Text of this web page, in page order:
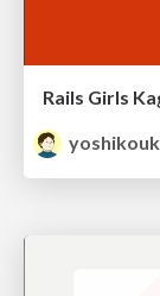
Rails Girls